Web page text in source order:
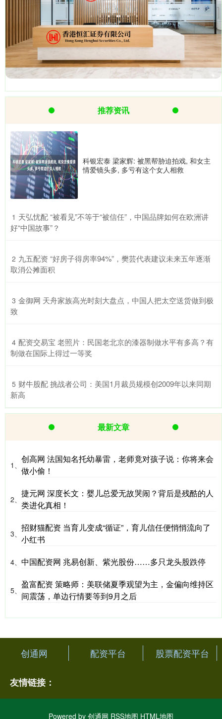
推荐资讯
科银宏泰 梁家辉: 被黑帮胁迫拍戏, 和女主
情爱镜头多, 多亏有这个女人相救
1 ​天弘忧配 “被看见”不等于“被信任”，中国品牌如何在欧洲讲
好“中国故事”？
2 ​九五配资 “好房子得房率94%”，樊芸代表建议未来五年逐渐
取消公摊面积
3 ​金御网 天舟家族高光时刻大盘点，中国人把太空送货做到极
致
4 ​配资交易宝 老照片：民国老北京的漆器制做水平有多高？有
制做在国际上得过一等奖
5 ​财牛股配 挑战者公司：美国1月裁员规模创2009年以来同期
新高
最新文章
1、
创高网 法国知名托幼暴雷，老师竟对孩子说：你将来会
做小偷！
2、
捷元网 深度长文：婴儿总爱无故哭闹？背后是残酷的人
类进化真相！
3、
招财猫配资 当育儿变成“循证”，育儿信任便悄悄流向了
小红书
4、 中国配资网 兆易创新、紫光股份……多只龙头股跌停
5、
盈富配资 策略师：美联储夏季观望为主，金偏向维持区
间震荡，单边行情要等到9月之后
创通网 配资平台 股票配资平台
友情链接：
Powered by 创通网 RSS地图 HTML地图